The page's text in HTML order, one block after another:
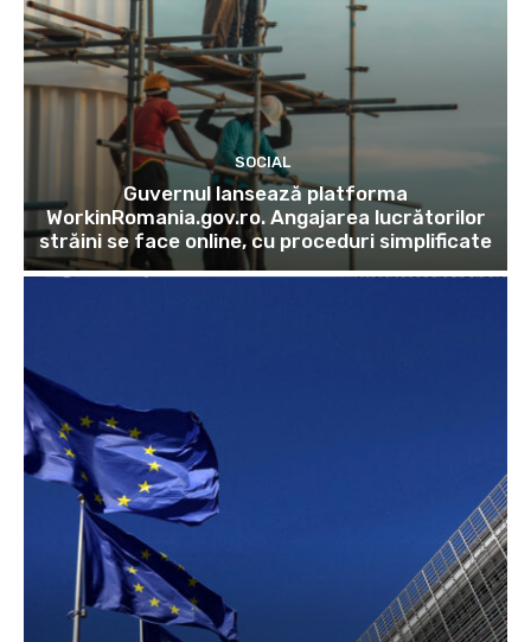
SOCIAL
Guvernul lansează platforma
WorkinRomania.gov.ro. Angajarea lucrătorilor
străini se face online, cu proceduri simplificate